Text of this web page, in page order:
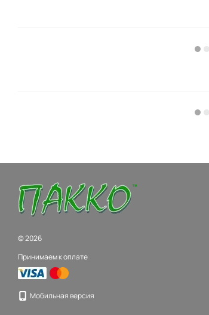
© 2026
Принимаем к оплате
Мобильная версия